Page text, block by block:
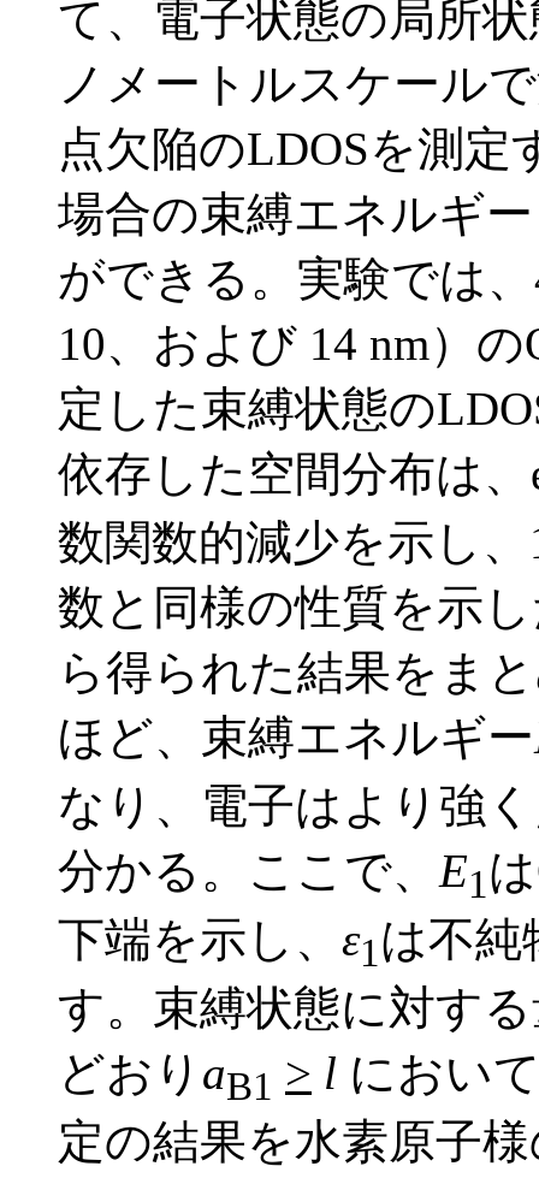
て、電子状態の局所
ノメートルスケール
点欠陥のLDOSを測
場合の束縛エネルギ
ができる。実験では
10、および 14 nm）
定した束縛状態の
依存した空間分布は、
数関数的減少を示し、
数と同様の性質を示
ら得られた結果をま
ほど、束縛エネルギー
なり、電子はより強
分かる。ここで、 E1
下端を示し、 ε1は不純
す。束縛状態に対す
どおり aB1 > l におい
定の結果を水素原子